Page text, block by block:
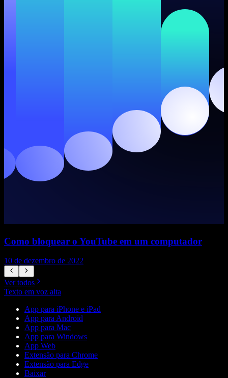
Como bloquear o YouTube em um computador
10 de dezembro de 2022
Ver todos
Texto em voz alta
App para iPhone e iPad
App para Android
App para Mac
App para Windows
App Web
Extensão para Chrome
Extensão para Edge
Baixar